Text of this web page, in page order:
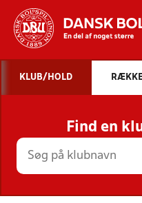
STILLINGER,
KLUB/HOLD
Find en